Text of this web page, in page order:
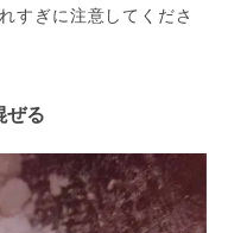
すぎに注意してくださ
ぜる